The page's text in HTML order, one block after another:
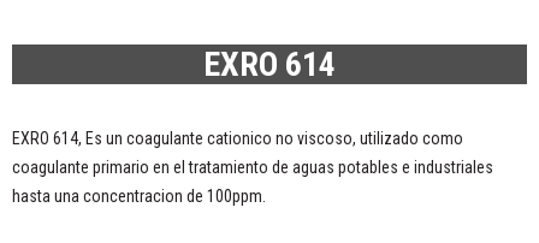
EXRO 614
EXRO 614, Es un coagulante cationico no viscoso, utilizado como
coagulante primario en el tratamiento de aguas potables e industriales
hasta una concentracion de 100ppm.